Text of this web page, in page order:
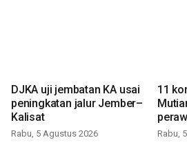
DJKA uji jembatan KA usai
peningkatan jalur Jember–
Kalisat
Rabu, 5 Agustus 2026
11
Rabu,